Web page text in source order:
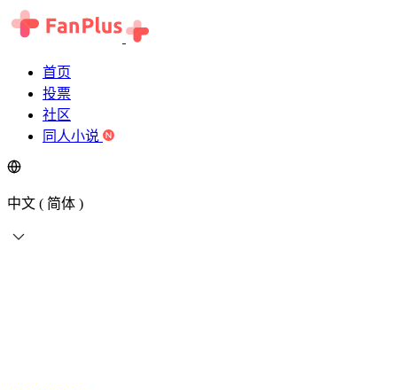
首页
投票
社区
同人小说
中文 ( 简体 )